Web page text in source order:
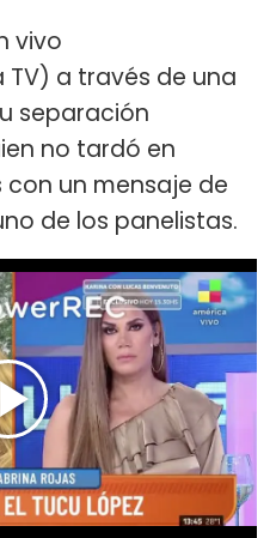
vivo
TV) a través de una
separación
no tardó en
un mensaje de
de los panelistas.